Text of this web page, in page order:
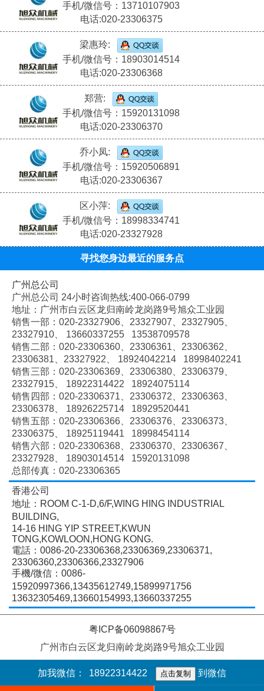
手机/微信号：13710107903
电话:020-23306375
梁惠玲:
手机/微信号：18903014514
电话:020-23306368
郑营:
手机/微信号：15920131098
电话:020-23306370
乔小凤:
手机/微信号：15920506891
电话:020-23306367
区小萍:
手机/微信号：18998334741
电话:020-23327928
寻找您身边最近的服务点
广州总公司
广州总公司 24小时咨询热线:400-066-0799
地址：广州市白云区龙归南岭龙岗路9号旭众工业园
销售一部：020-23327906、 23327907、 23327905、
23327910、
13660337255 13538709578
销售二部：020-23306360、 23306361、 23306362、
23306381、 23327922、
18924042214 18998402241
销售三部：020-23306369、 23306380、 23306379、
23327915、
18922314422 18924075114
销售四部：020-23306371、 23306372、 23306363、
23306378、
18926225714 18929520441
销售五部：020-23306366、 23306376、 23306373、
23306375、
18925119441 18998454114
销售六部：020-23306368、 23306370、 23306367、
23327928、
18903014514 15920131098
总部传真：020-23306365
香港公司
地址：ROOM C-1-D,6/F,WING HING INDUSTRIAL
BUILDING,
14-16 HING YIP STREET,KWUN
TONG,KOWLOON,HONG KONG.
電話：0086-20-23306368,23306369,23306371,
23306360,23306366,23327906
手機/微信：0086-
15920997366,13435612749,15899971756
13632305469,13660154993,13660337255
粤ICP备06098867号
广州市白云区龙归南岭龙岗路9号旭众工业园
加我微信： 18922314422 点击复制 到微信